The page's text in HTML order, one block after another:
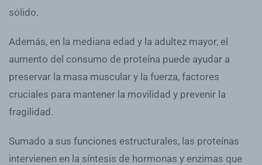
sólido.
Además, en la mediana edad y la adultez mayor, el
aumento del consumo de proteína puede ayudar a
preservar la masa muscular y la fuerza, factores
cruciales para mantener la movilidad y prevenir la
fragilidad.
Sumado a sus funciones estructurales, las proteínas
intervienen en la síntesis de hormonas y enzimas que